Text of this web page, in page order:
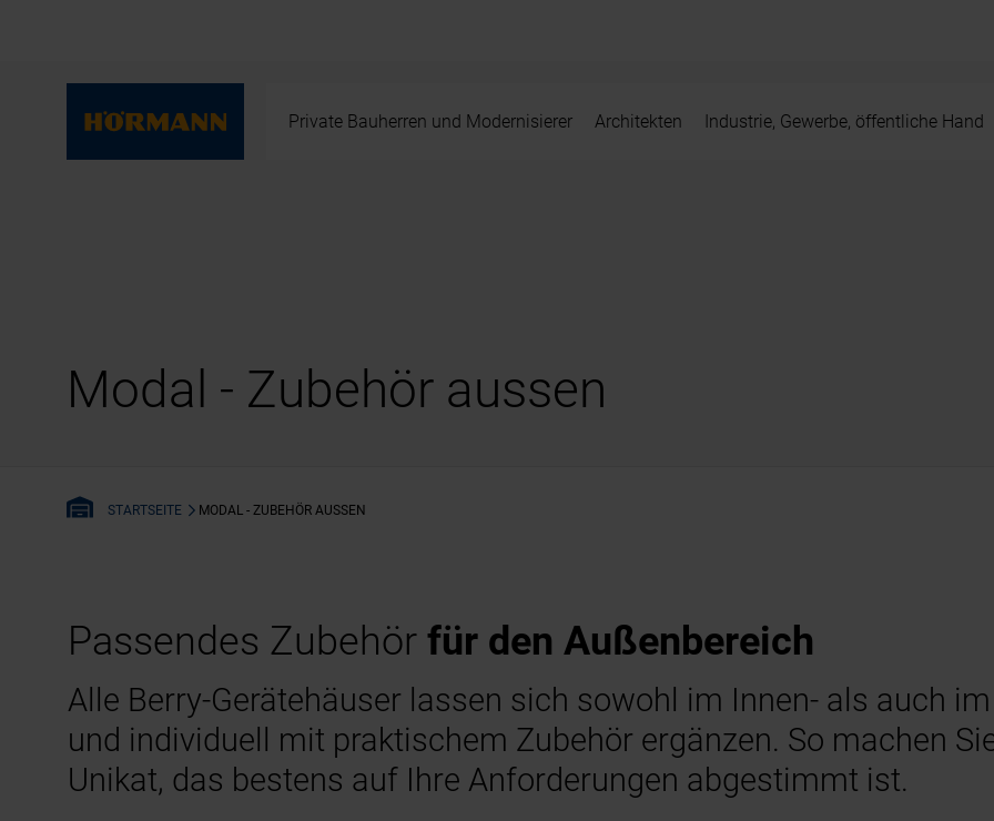
Private Bauherren und Modernisierer Architekten Industrie, Gewerbe, öffentliche Hand
Modal - Zubehör aussen
STARTSEITE MODAL - ZUBEHÖR AUSSEN
Passendes Zubehörfür den Außenbereich
Alle Berry-Gerätehäuser lassen sich sowohl im Innen- als auch
und individuell mit praktischem Zubehör ergänzen. So machen
Unikat, das bestens auf Ihre Anforderungen abgestimmt ist.